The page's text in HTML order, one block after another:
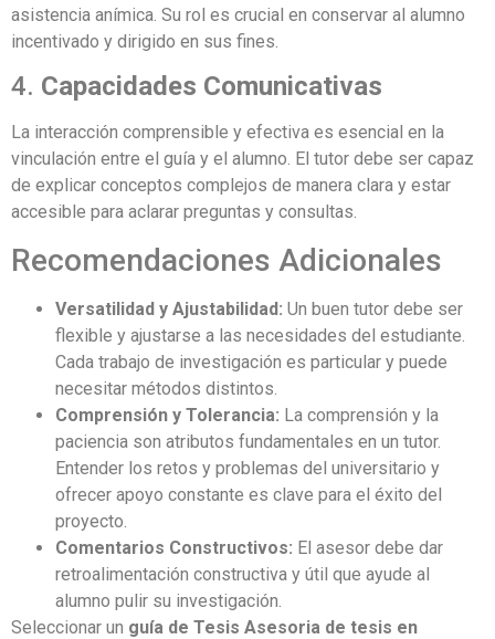
asistencia anímica. Su rol es crucial en conservar al alumno
incentivado y dirigido en sus fines.
4. Capacidades Comunicativas
La interacción comprensible y efectiva es esencial en la
vinculación entre el guía y el alumno. El tutor debe ser capaz
de explicar conceptos complejos de manera clara y estar
accesible para aclarar preguntas y consultas.
Recomendaciones Adicionales
Versatilidad y Ajustabilidad: Un buen tutor debe ser
flexible y ajustarse a las necesidades del estudiante.
Cada trabajo de investigación es particular y puede
necesitar métodos distintos.
Comprensión y Tolerancia: La comprensión y la
paciencia son atributos fundamentales en un tutor.
Entender los retos y problemas del universitario y
ofrecer apoyo constante es clave para el éxito del
proyecto.
Comentarios Constructivos: El asesor debe dar
retroalimentación constructiva y útil que ayude al
alumno pulir su investigación.
Seleccionar un guía de Tesis Asesoria de tesis en